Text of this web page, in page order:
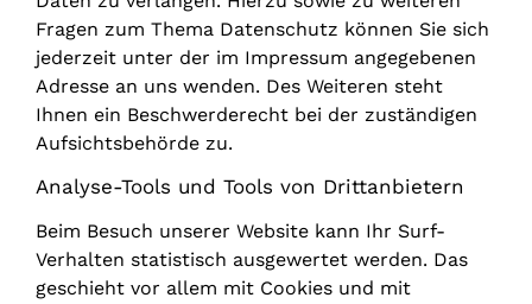
Fragen zum Thema Datenschutz können Sie sich
jederzeit unter der im Impressum angegebenen
Adresse an uns wenden. Des Weiteren steht
Ihnen ein Beschwerderecht bei der zuständigen
Aufsichtsbehörde zu.
Analyse-Tools und Tools von Drittanbietern
Beim Besuch unserer Website kann Ihr Surf-
Verhalten statistisch ausgewertet werden. Das
geschieht vor allem mit Cookies und mit